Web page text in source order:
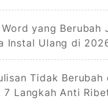
yang Berubah
Instal Ulang di
Tidak Berubah
7 Langkah Anti